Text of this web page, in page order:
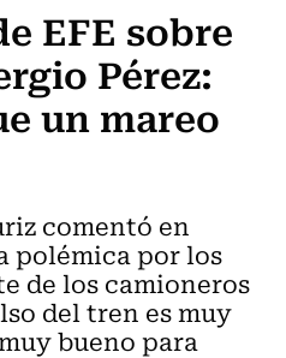
EFE sobre
Pérez:
un mareo
comentó en
polémica por los
de los camioneros
del tren es muy
bueno para